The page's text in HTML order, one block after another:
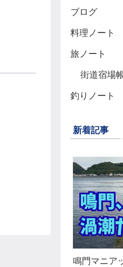
ブログ
料理ノート
旅ノート
街道宿場
釣りノート
新着記事
鳴門マニア